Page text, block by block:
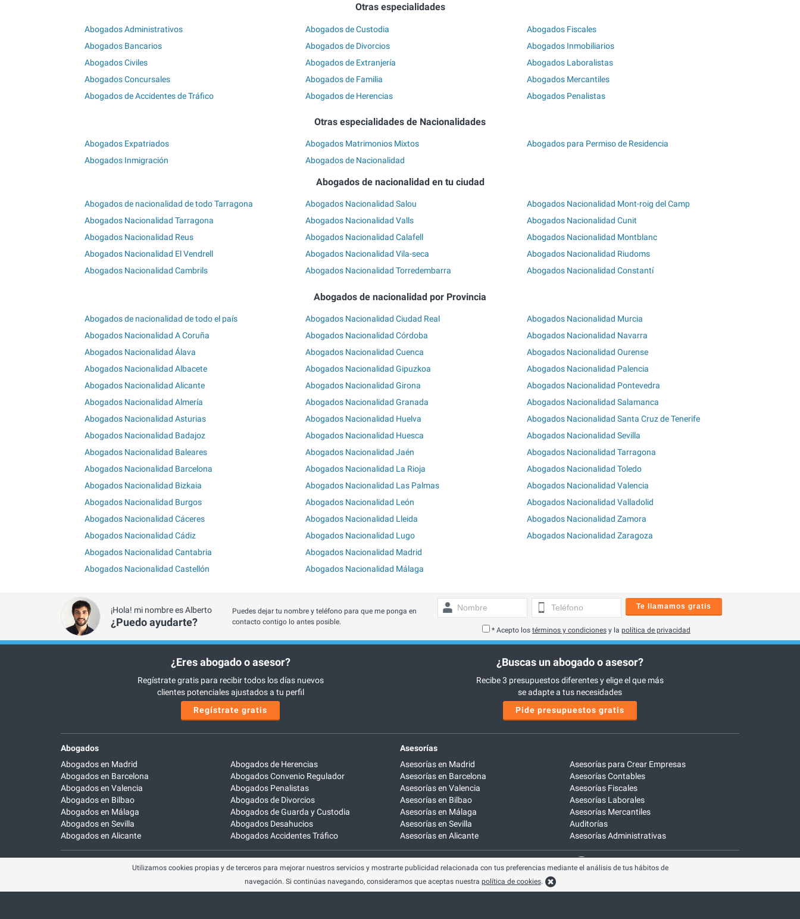
Otras especialidades
Abogados Administrativos
Abogados Bancarios
Abogados Civiles
Abogados Concursales
Abogados de Accidentes de Tráfico
Abogados de Custodia
Abogados de Divorcios
Abogados de Extranjería
Abogados de Familia
Abogados de Herencias
Abogados Fiscales
Abogados Inmobiliarios
Abogados Laboralistas
Abogados Mercantiles
Abogados Penalistas
Otras especialidades de Nacionalidades
Abogados Expatriados
Abogados Inmigración
Abogados Matrimonios Mixtos
Abogados de Nacionalidad
Abogados para Permiso de Residencia
Abogados de nacionalidad en tu ciudad
Abogados de nacionalidad de todo Tarragona
Abogados Nacionalidad Tarragona
Abogados Nacionalidad Reus
Abogados Nacionalidad El Vendrell
Abogados Nacionalidad Cambrils
Abogados Nacionalidad Salou
Abogados Nacionalidad Valls
Abogados Nacionalidad Calafell
Abogados Nacionalidad Vila-seca
Abogados Nacionalidad Torredembarra
Abogados Nacionalidad Mont-roig del Camp
Abogados Nacionalidad Cunit
Abogados Nacionalidad Montblanc
Abogados Nacionalidad Riudoms
Abogados Nacionalidad Constantí
Abogados de nacionalidad por Provincia
Abogados de nacionalidad de todo el país
Abogados Nacionalidad A Coruña
Abogados Nacionalidad Álava
Abogados Nacionalidad Albacete
Abogados Nacionalidad Alicante
Abogados Nacionalidad Almería
Abogados Nacionalidad Asturias
Abogados Nacionalidad Badajoz
Abogados Nacionalidad Baleares
Abogados Nacionalidad Barcelona
Abogados Nacionalidad Bizkaia
Abogados Nacionalidad Burgos
Abogados Nacionalidad Cáceres
Abogados Nacionalidad Cádiz
Abogados Nacionalidad Cantabria
Abogados Nacionalidad Castellón
Abogados Nacionalidad Ciudad Real
Abogados Nacionalidad Córdoba
Abogados Nacionalidad Cuenca
Abogados Nacionalidad Gipuzkoa
Abogados Nacionalidad Girona
Abogados Nacionalidad Granada
Abogados Nacionalidad Huelva
Abogados Nacionalidad Huesca
Abogados Nacionalidad Jaén
Abogados Nacionalidad La Rioja
Abogados Nacionalidad Las Palmas
Abogados Nacionalidad León
Abogados Nacionalidad Lleida
Abogados Nacionalidad Lugo
Abogados Nacionalidad Madrid
Abogados Nacionalidad Málaga
Abogados Nacionalidad Murcia
Abogados Nacionalidad Navarra
Abogados Nacionalidad Ourense
Abogados Nacionalidad Palencia
Abogados Nacionalidad Pontevedra
Abogados Nacionalidad Salamanca
Abogados Nacionalidad Santa Cruz de Tenerife
Abogados Nacionalidad Sevilla
Abogados Nacionalidad Tarragona
Abogados Nacionalidad Toledo
Abogados Nacionalidad Valencia
Abogados Nacionalidad Valladolid
Abogados Nacionalidad Zamora
Abogados Nacionalidad Zaragoza
¡Hola! mi nombre es Alberto
¿Puedo ayudarte?
Puedes dejar tu nombre y teléfono para que me ponga en
contacto contigo lo antes posible.
Te llamamos gratis
* Acepto los términos y condicionesy la política de privacidad
¿Eres abogado o asesor?
Regístrate gratis para recibir todos los días nuevos
clientes potenciales ajustados a tu perfil
Regístrate gratis
¿Buscas un abogado o asesor?
Recibe 3 presupuestos diferentes y elige el que más
se adapte a tus necesidades
Pide presupuestos gratis
Abogados
Abogados en Madrid
Abogados en Barcelona
Abogados en Valencia
Abogados en Bilbao
Abogados en Málaga
Abogados en Sevilla
Abogados en Alicante
Abogados de Herencias
Abogados Convenio Regulador
Abogados Penalistas
Abogados de Divorcios
Abogados de Guarda y Custodia
Abogados Desahucios
Abogados Accidentes Tráfico
Asesorías
Asesorías en Madrid
Asesorías en Barcelona
Asesorías en Valencia
Asesorías en Bilbao
Asesorías en Málaga
Asesorías en Sevilla
Asesorías en Alicante
Asesorías para Crear Empresas
Asesorías Contables
Asesorías Fiscales
Asesorías Laborales
Asesorías Mercantiles
Auditorías
Asesorías Administrativas
28001Madrid
Llámanos:
900 902 924
info@easyoffer.es
trabajos@easyoffer.es
Utilizamos cookies propias y de terceros para mejorar nuestros servicios y mostrarte publicidad relacionada con tus preferencias mediante el análisis de tus hábitos de
navegación. Si continúas navegando, consideramos que aceptas nuestra política de cookies.